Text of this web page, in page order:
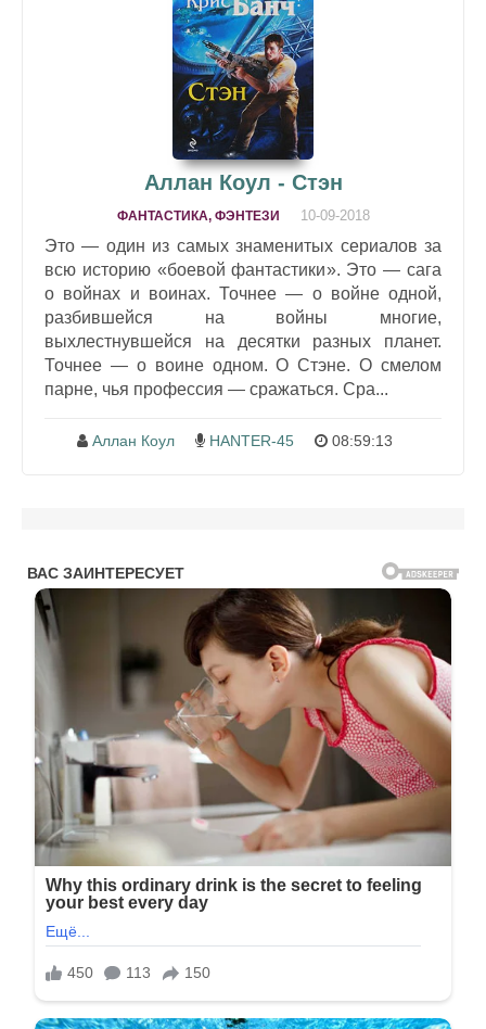
Аллан Коул - Стэн
ФАНТАСТИКА, ФЭНТЕЗИ 10-09-2018
Это — один из самых знаменитых сериалов за
всю историю «боевой фантастики». Это — сага
о войнах и воинах. Точнее — о войне одной,
разбившейся на войны многие,
выхлестнувшейся на десятки разных планет.
Точнее — о воине одном. О Стэне. О смелом
парне, чья профессия — сражаться. Сра...
Аллан Коул HANTER-45 08:59:13